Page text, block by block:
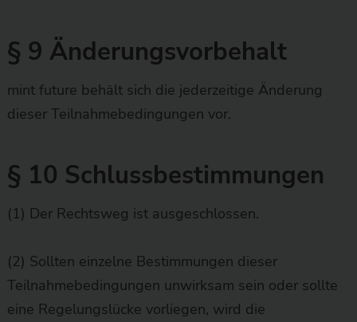
§ 9 Änderungsvorbehalt
mint future behält sich die jederzeitige Änderung
dieser Teilnahmebedingungen vor.
§ 10 Schlussbestimmungen
(1) Der Rechtsweg ist ausgeschlossen.
(2) Sollten einzelne Bestimmungen dieser
Teilnahmebedingungen unwirksam sein oder sollte
eine Regelungslücke vorliegen, wird die